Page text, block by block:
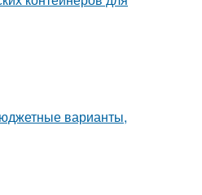
варианты,